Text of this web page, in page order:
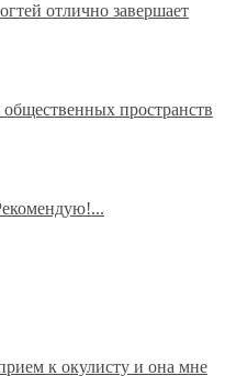
отлично завершает
пространств
к окулисту и она мне